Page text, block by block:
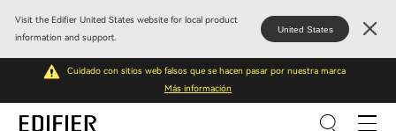
Visit the Edifier United States website for local product
information and support.
United States
Cuidado con sitios web falsos que se hacen pasar por nuestra marca
Más información